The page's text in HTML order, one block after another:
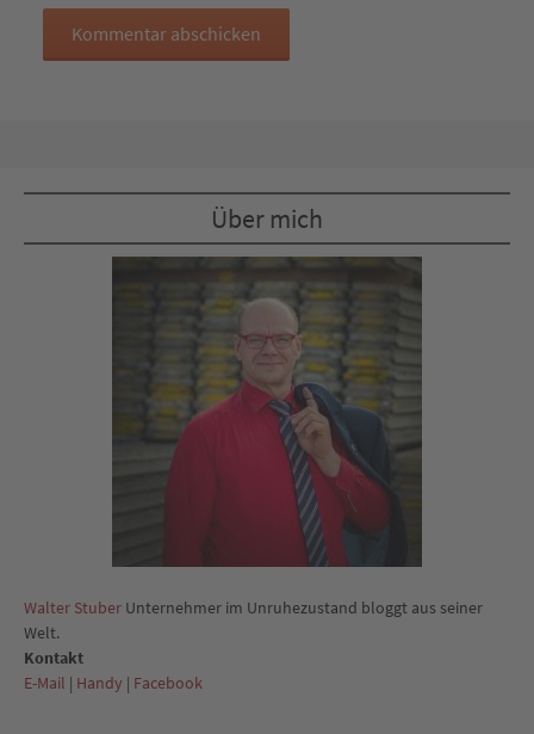
Über mich
Walter Stuber Unternehmer im Unruhezustand bloggt aus seiner
Welt.
Kontakt
E-Mail | Handy | Facebook